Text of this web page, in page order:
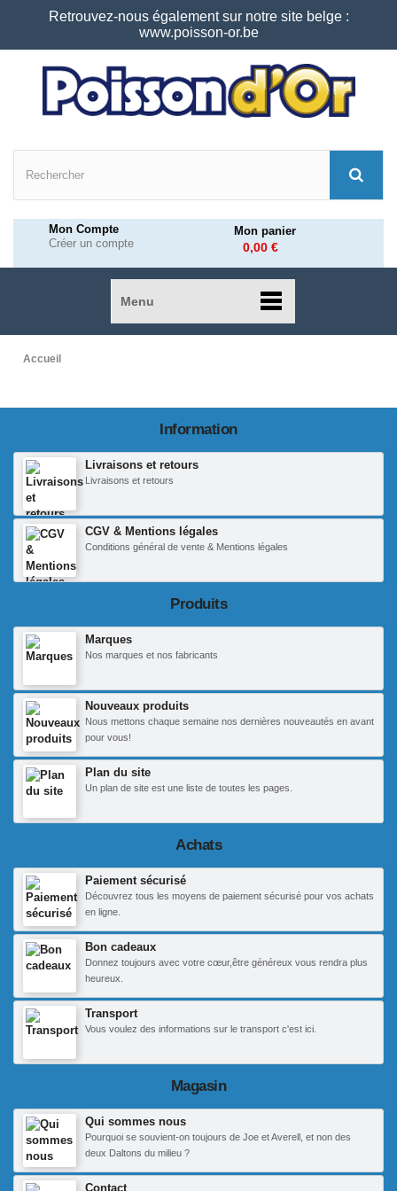
Retrouvez-nous également sur notre site belge :
www.poisson-or.be
Mon Compte
Créer un compte
Mon panier
0,00 €
Menu
Accueil
Information
Livraisons et retours
Livraisons et retours
CGV & Mentions légales
Conditions général de vente & Mentions légales
Produits
Marques
Nos marques et nos fabricants
Nouveaux produits
Nous mettons chaque semaine nos dernières nouveautés en avant
pour vous!
Plan du site
Un plan de site est une liste de toutes les pages.
Achats
Paiement sécurisé
Découvrez tous les moyens de paiement sécurisé pour vos achats
en ligne.
Bon cadeaux
Donnez toujours avec votre cœur,être généreux vous rendra plus
heureux.
Transport
Vous voulez des informations sur le transport c'est ici.
Magasin
Qui sommes nous
Pourquoi se souvient-on toujours de Joe et Averell, et non des
deux Daltons du milieu ?
Contact